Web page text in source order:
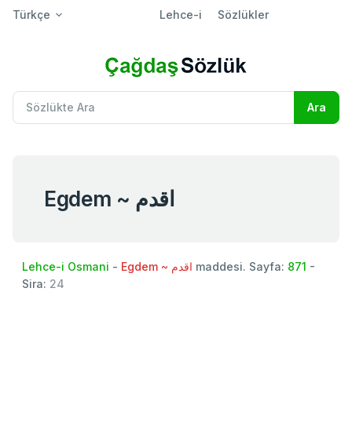
Türkçe Lehce-i Sözlükler
Egdem ~ اقدم
Lehce-i Osmani - Egdem ~ اقدم maddesi. Sayfa: 871 -
Sira: 24